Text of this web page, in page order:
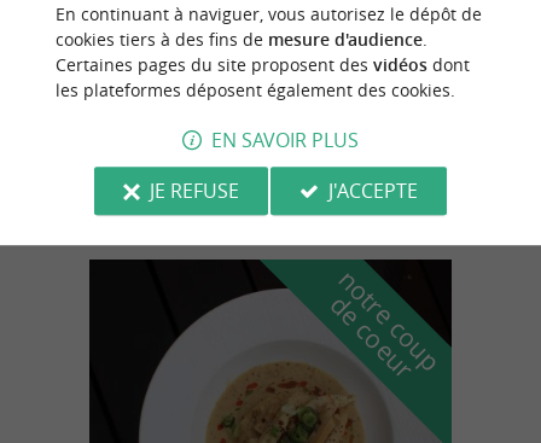
Saint-Clément-des-Baleines
Saint-Clément-des-Baleines 3.9 km
n
o
t
r
e
c
o
u
p
d
e
c
o
e
u
r
En continuant à naviguer, vous autorisez le dépôt de
cookies tiers à des fins de mesure d'audience.
Certaines pages du site proposent des vidéosdont
les plateformes déposent également des cookies.
EN SAVOIR PLUS
JE REFUSE
J'ACCEPTE